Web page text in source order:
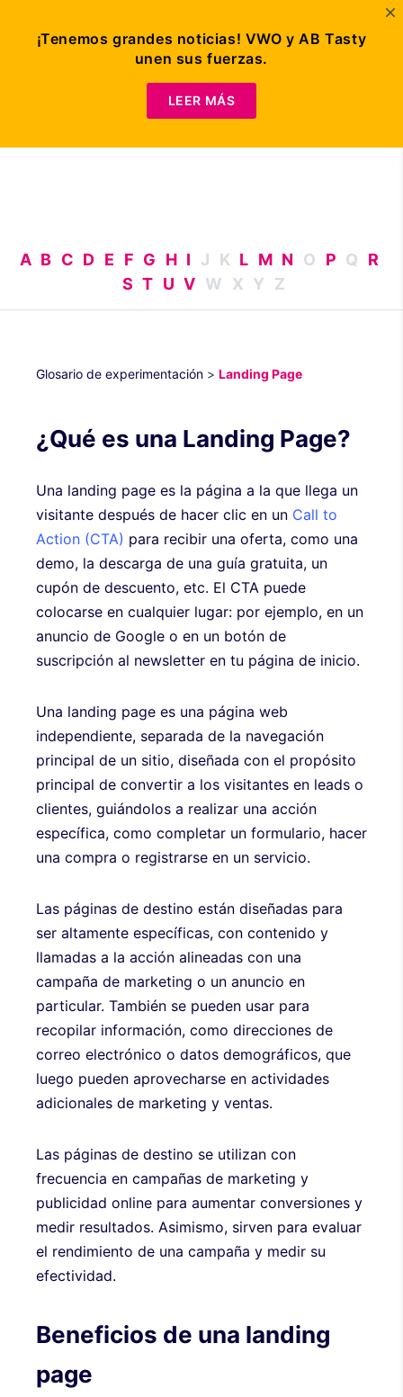
A B C D E F G H I J K L M N O P Q
R
S T U V W X Y Z
Glosario de experimentación > Landing Page
¿Qué es una Landing Page?
Una landing page es la página a la que llega un
visitante después de hacer clic en un Call to
Action (CTA) para recibir una oferta, como una
demo, la descarga de una guía gratuita, un
cupón de descuento, etc. El CTA puede
colocarse en cualquier lugar: por ejemplo, en un
anuncio de Google o en un botón de
suscripción al newsletter en tu página de inicio.
Una landing page es una página web
independiente, separada de la navegación
principal de un sitio, diseñada con el propósito
principal de convertir a los visitantes en leads o
clientes, guiándolos a realizar una acción
específica, como completar un formulario, hacer
una compra o registrarse en un servicio.
Las páginas de destino están diseñadas para
ser altamente específicas, con contenido y
llamadas a la acción alineadas con una
campaña de marketing o un anuncio en
particular. También se pueden usar para
recopilar información, como direcciones de
correo electrónico o datos demográficos, que
luego pueden aprovecharse en actividades
adicionales de marketing y ventas.
Las páginas de destino se utilizan con
frecuencia en campañas de marketing y
publicidad online para aumentar conversiones y
medir resultados. Asimismo, sirven para evaluar
el rendimiento de una campaña y medir su
efectividad.
Beneficios de una landing
page
¡Tenemos grandes noticias! VWO y AB Tasty
unen sus fuerzas.
LEER MÁS